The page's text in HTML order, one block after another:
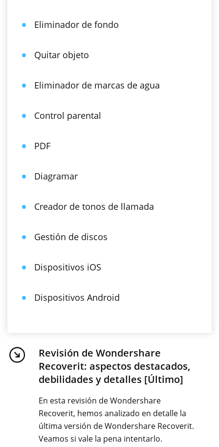
Eliminador de fondo
Quitar objeto
Eliminador de marcas de agua
Control parental
PDF
Diagramar
Creador de tonos de llamada
Gestión de discos
Dispositivos iOS
Dispositivos Android
Revisión de Wondershare
Recoverit: aspectos destacados,
debilidades y detalles [Último]
En esta revisión de Wondershare
Recoverit, hemos analizado en detalle la
última versión de Wondershare Recoverit.
Veamos si vale la pena intentarlo.